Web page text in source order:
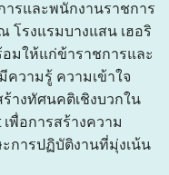
รและพนักงานราชการ
รงแรมบางแสน เฮอริ
อมให้แก่ข้าราชการและ
วามรู้ ความเข้าใจ
างทัศนคติเชิงบวกใน
พื่อการสร้างความ
การปฏิบัติงานที่มุ่งเน้น